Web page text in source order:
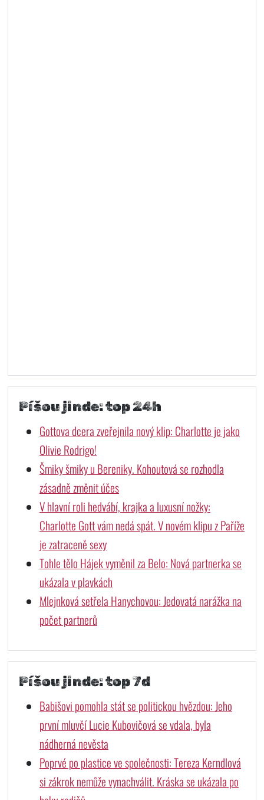
Píšou jinde: top 24h
Gottova dcera zveřejnila nový klip: Charlotte je jako
Olivie Rodrigo!
Šmiky šmiky u Bereniky. Kohoutová se rozhodla
zásadně změnit účes
V hlavní roli hedvábí, krajka a luxusní nožky:
Charlotte Gott vám nedá spát. V novém klipu z Paříže
je zatraceně sexy
Tohle tělo Hájek vyměnil za Belo: Nová partnerka se
ukázala v plavkách
Mlejnková setřela Hanychovou: Jedovatá narážka na
počet partnerů
Píšou jinde: top 7d
Babišovi pomohla stát se politickou hvězdou: Jeho
první mluvčí Lucie Kubovičová se vdala, byla
nádherná nevěsta
Poprvé po plastice ve společnosti: Tereza Kerndlová
si zákrok nemůže vynachválit. Kráska se ukázala po